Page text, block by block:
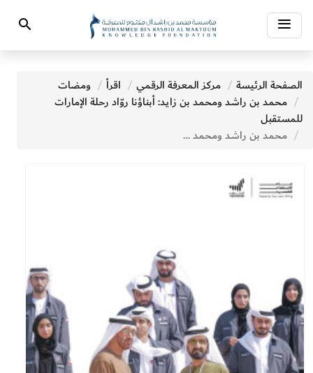
Toggle
navigation
Search
الصفحة الرئيسة مركز المعرفة الرقمي اقرأ
ومضات
محمد بن راشد ومحمد بن زايد: أبناؤنا روّاد رحلة الإمارات
للمستقبل
محمد بن راشد ومحمد بن زايد: أبناؤنا روّاد رحلة الإمارات للمستقبل